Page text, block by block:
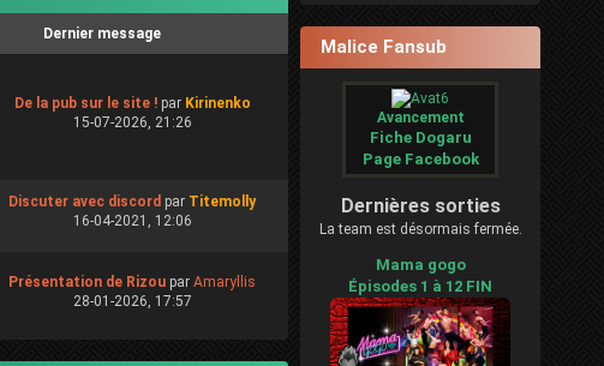
Dernier message
De la pub sur le site !par Kirinenko
15-07-2026, 21:26
Discuter avec discord par Titemolly
16-04-2021, 12:06
Présentation de Rizou par Amaryllis
28-01-2026, 17:57
Malice Fansub
Avancement
Fiche Dogaru
Page Facebook
Dernières sorties
La team est désormais fermée.
Mama gogo
Épisodes 1 à 12 FIN